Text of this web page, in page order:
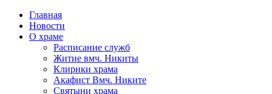
Главная
Новости
О храме
Расписание служб
Житие вмч. Никиты
Клирики храма
Акафист Вмч. Никите
Святыни храма